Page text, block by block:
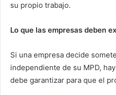
su propio trabajo.
Lo que las empresas deben
Si una empresa decide
independiente de su MPD,
debe garantizar para que el